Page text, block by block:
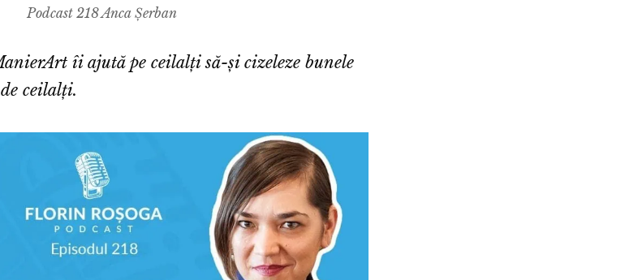
Podcast 218 Anca Șerban
îi ajută pe ceilalți să-și cizeleze bunele
ceilalți.